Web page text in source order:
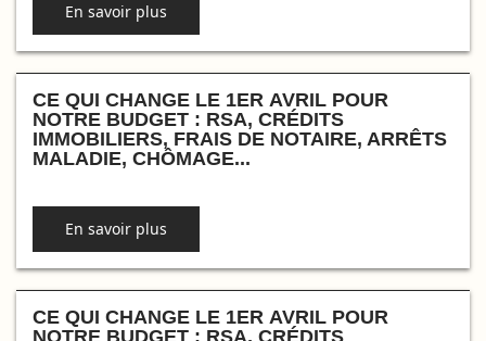
En savoir plus
CE QUI CHANGE LE 1ER AVRIL POUR
NOTRE BUDGET : RSA, CRÉDITS
IMMOBILIERS, FRAIS DE NOTAIRE, ARRÊTS
MALADIE, CHÔMAGE...
En savoir plus
CE QUI CHANGE LE 1ER AVRIL POUR